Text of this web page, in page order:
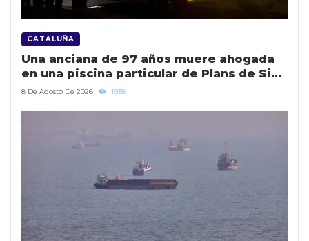
CATALUÑA
Una anciana de 97 años muere ahogada
en una piscina particular de Plans de Sió
(Lleida)
8 De Agosto De 2026 1938